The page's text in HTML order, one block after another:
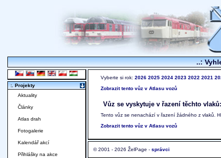
..:
Vyberte si rok: 2026 2025 2024 2023 2022 2021
Zobrazit tento vůz v Atlasu vozů
Vůz se vyskytuje v řazení těchto vlaků:
Tento vůz se nenachází v řazení žádného z vlaků.
Zobrazit tento vůz v Atlasu vozů
© 2001 - 2026 ŽelPage - správci
:. Projekty
Aktuality
Články
Atlas drah
Fotogalerie
Kalendář akcí
Přihlášky na akce